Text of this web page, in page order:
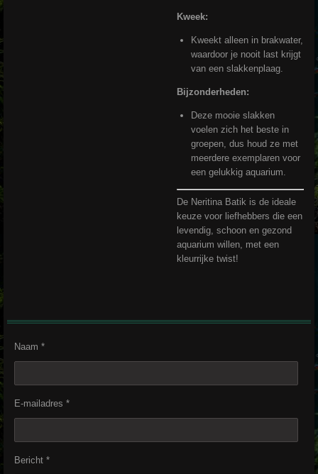
Kweek:
Kweekt alleen in brakwater,
waardoor je nooit last krijgt
van een slakkenplaag.
Bijzonderheden:
Deze mooie slakken
voelen zich het beste in
groepen, dus houd ze met
meerdere exemplaren voor
een gelukkig aquarium.
De Neritina Batik is de ideale
keuze voor liefhebbers die een
levendig, schoon en gezond
aquarium willen, met een
kleurrijke twist!
Naam *
E-mailadres *
Bericht *